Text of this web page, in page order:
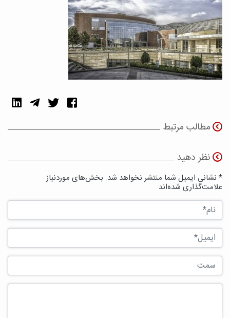
مطالب مرتبط
نظر دهید
* نشانی ایمیل شما منتشر نخواهد شد. بخش‌های موردنیاز
علامت‌گذاری شده‌اند